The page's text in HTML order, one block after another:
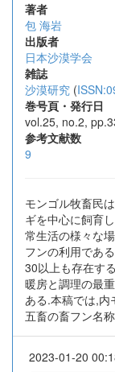
著者
包 海岩
出版者
日本沙漠学会
雑誌
沙漠研究 (
巻号頁・発行日
vol.25, no.2,
参考文献数
9
モンゴル牧畜民
ギを中心に飼育
常生活の様々な
フンの利用であ
30以上も存在す
暖房と調理の最
ある.本稿では,内
五畜の畜フン名
2023-01-20